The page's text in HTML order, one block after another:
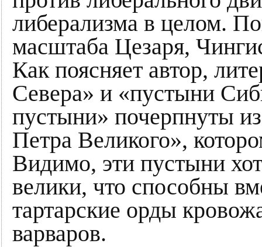
либерализма в целом.
масштаба Цезаря,
Как поясняет автор,
Севера» и «пустыни
пустыни» почерпнуты
Петра Великого»,
Видимо, эти пустыни
велики, что способны
тартарские орды
варваров.